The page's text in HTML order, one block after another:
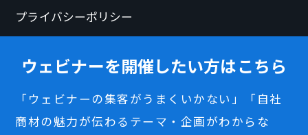
プライバシーポリシー
ウェビナーを開催したい方はこちら
「ウェビナーの集客がうまくいかない」「自社
商材の魅力が伝わるテーマ・企画がわからな